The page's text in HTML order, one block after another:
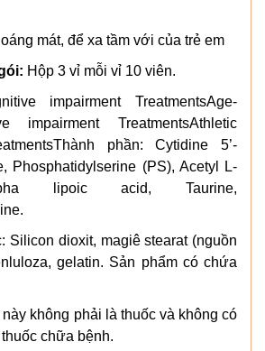
mát, để xa tầm với của trẻ em
Hộp 3 vỉ mỗi vỉ 10 viên.
impairment TreatmentsAge-
impairment TreatmentsAthletic
phần: Cytidine 5’-
Phosphatidylserine (PS), Acetyl L-
lipoic acid, Taurine,
Silicon dioxit, magiê stearat (nguồn
gelatin. Sản phẩm có chứa
không phải là thuốc và không có
chữa bệnh.